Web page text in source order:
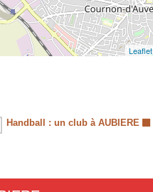
Leaflet
Handball : un club à AUBIERE